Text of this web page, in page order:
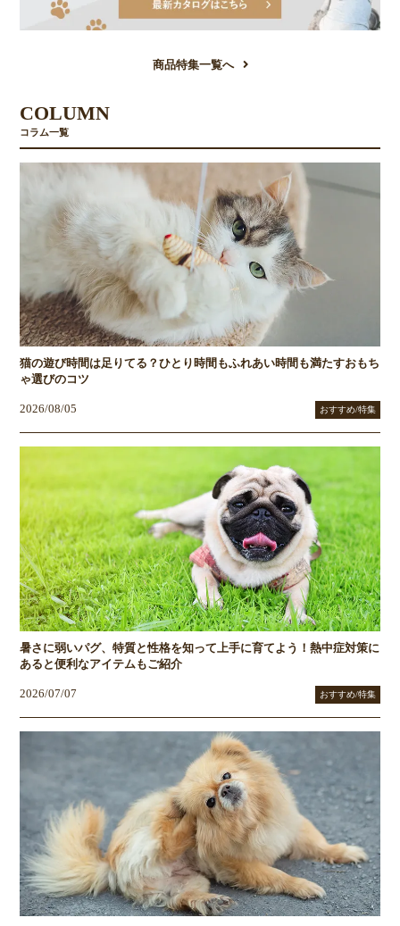
商品特集一覧へ
COLUMN
コラム一覧
猫の遊び時間は足りてる？ひとり時間もふれあい時間も満たすおもち
ゃ選びのコツ
2026/08/05 おすすめ/特集
暑さに弱いパグ、特質と性格を知って上手に育てよう！熱中症対策に
あると便利なアイテムもご紹介
2026/07/07 おすすめ/特集